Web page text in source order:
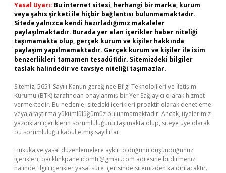
Yasal Uyarı: Bu internet sitesi, herhangi bir marka, kurum
veya şahıs şirketi ile hiçbir bağlantısı bulunmamaktadır.
Sitede yalnızca kendi hazırladığımız makaleler
paylaşılmaktadır. Burada yer alan içerikler haber niteliği
taşımamakta olup, gerçek kurum ve kişiler hakkında
paylaşım yapılmamaktadır. Gerçek kurum ve kişiler ile isim
benzerlikleri tamamen tesadüfidir. Sitemizdeki bilgiler
taslak halindedir ve tavsiye niteliği taşımazlar.
Sitemiz, 5651 Sayılı Kanun gereğince Bilgi Teknolojileri ve İletişim
Kurumu (BTK) tarafından onaylanmış bir Yer Sağlayıcı olarak hizmet
vermektedir. Bu nedenle, sitedeki içerikleri proaktif olarak denetleme
veya araştırma yükümlülüğümüz bulunmamaktadır. Ancak, üyelerimiz
yazdıkları içeriklerin sorumluluğunu taşımakta olup, siteye üye olarak
bu sorumluluğu kabul etmiş sayılırlar.
Hukuka ve yasal düzenlemelere aykırı olduğunu düşündüğünüz
içerikleri, backlinkpanelicomtr@gmail.com adresine bildirmeniz
halinde, ilgili içerikler yasal süre içerisinde sitemizden kaldırılacaktır.